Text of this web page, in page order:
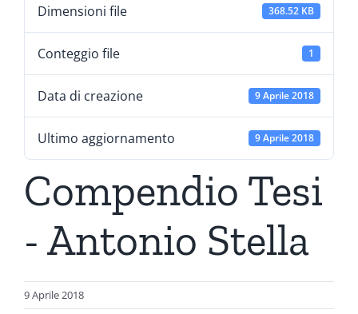
Dimensioni file 368.52 KB
Conteggio file 1
Data di creazione 9 Aprile 2018
Ultimo aggiornamento 9 Aprile 2018
Compendio Tesi
- Antonio Stella
9 Aprile 2018